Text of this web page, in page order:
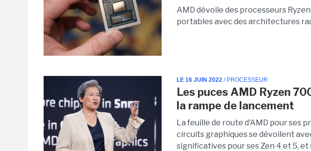
AMD dévoile des processeurs
portables avec des architectures
LE 16 JUIN 2022 / PROCESSEUR
Les puces AMD Ryzen
la rampe de lancement
La feuille de route d'AMD pour ses
circuits graphiques se dévoilent
significatives pour ses Zen 4 et 5, et